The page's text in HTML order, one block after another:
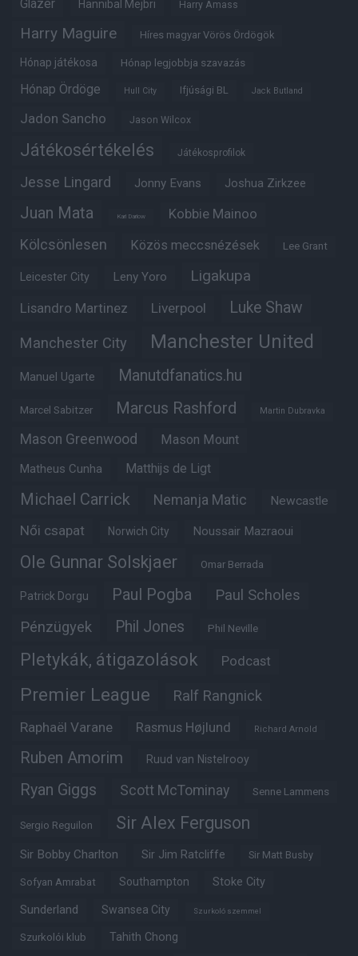
Glazer Hannibal Mejbri Harry Amass
Harry Maguire Híres magyar Vörös Ördögök
Hónap játékosa Hónap legjobbja szavazás
Hónap Ördöge Hull City Ifjúsági BL Jack Butland
Jadon Sancho Jason Wilcox
Játékosértékelés Játékosprofilok
Jesse Lingard Jonny Evans Joshua Zirkzee
Juan Mata Karl Darlow Kobbie Mainoo
Kölcsönlesen Közös meccsnézések Lee Grant
Leicester City Leny Yoro Ligakupa
Lisandro Martinez Liverpool Luke Shaw
Manchester City Manchester United
Manuel Ugarte Manutdfanatics.hu
Marcel Sabitzer Marcus Rashford Martin Dubravka
Mason Greenwood Mason Mount
Matheus Cunha Matthijs de Ligt
Michael Carrick Nemanja Matic Newcastle
Női csapat Norwich City Noussair Mazraoui
Ole Gunnar Solskjaer Omar Berrada
Patrick Dorgu Paul Pogba Paul Scholes
Pénzügyek Phil Jones Phil Neville
Pletykák, átigazolások Podcast
Premier League Ralf Rangnick
Raphaël Varane Rasmus Højlund Richard Arnold
Ruben Amorim Ruud van Nistelrooy
Ryan Giggs Scott McTominay Senne Lammens
Sergio Reguilon Sir Alex Ferguson
Sir Bobby Charlton Sir Jim Ratcliffe Sir Matt Busby
Sofyan Amrabat Southampton Stoke City
Sunderland Swansea City Szurkoló szemmel
Szurkolói klub Tahith Chong